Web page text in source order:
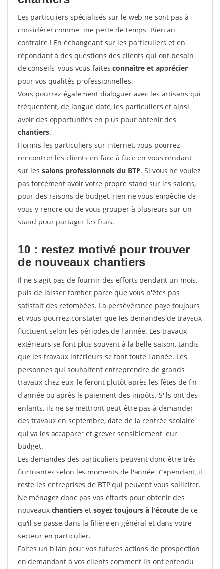
Les particuliers spécialisés sur le web ne sont pas à
considérer comme une perte de temps. Bien au
contraire ! En échangeant sur les particuliers et en
répondant à des questions des clients qui ont besoin
de conseils, vous vous faites connaître et apprécier
pour vos qualités professionnelles.
Vous pourrez également dialoguer avec les artisans qui
fréquentent, de longue date, les particuliers et ainsi
avoir des opportunités en plus pour obtenir des
chantiers.
Hormis les particuliers sur internet, vous pourrez
rencontrer les clients en face à face en vous rendant
sur les salons professionnels du BTP. Si vous ne voulez
pas forcément avoir votre propre stand sur les salons,
pour des raisons de budget, rien ne vous empêche de
vous y rendre ou de vous grouper à plusieurs sur un
stand pour partager les frais.
10 : restez motivé pour trouver
de nouveaux chantiers
Il ne s'agit pas de fournir des efforts pendant un mois,
puis de laisser tomber parce que vous n'êtes pas
satisfait des retombées. La persévérance paye toujours
et vous pourrez constater que les demandes de travaux
fluctuent selon les périodes de l'année. Les travaux
extérieurs se font plus souvent à la belle saison, tandis
que les travaux intérieurs se font toute l'année. Les
personnes qui souhaitent entreprendre de grands
travaux chez eux, le feront plutôt après les fêtes de fin
d'année ou après le paiement des impôts. S'ils ont des
enfants, ils ne se mettront peut-être pas à demander
des travaux en septembre, date de la rentrée scolaire
qui va les accaparer et grever sensiblement leur
budget.
Les demandes des particuliers peuvent donc être très
fluctuantes selon les moments de l'année. Cependant, il
reste les entreprises de BTP qui peuvent vous solliciter.
Ne ménagez donc pas vos efforts pour obtenir des
nouveaux chantiers et soyez toujours à l'écoute de ce
qu'il se passe dans la filière en général et dans votre
secteur en particulier.
Faites un bilan pour vos futures actions de prospection
en demandant à vos clients comment ils ont entendu